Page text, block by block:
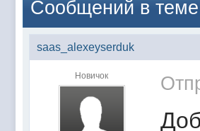
Сообщений в
saas_alexeyserduk
Новичок